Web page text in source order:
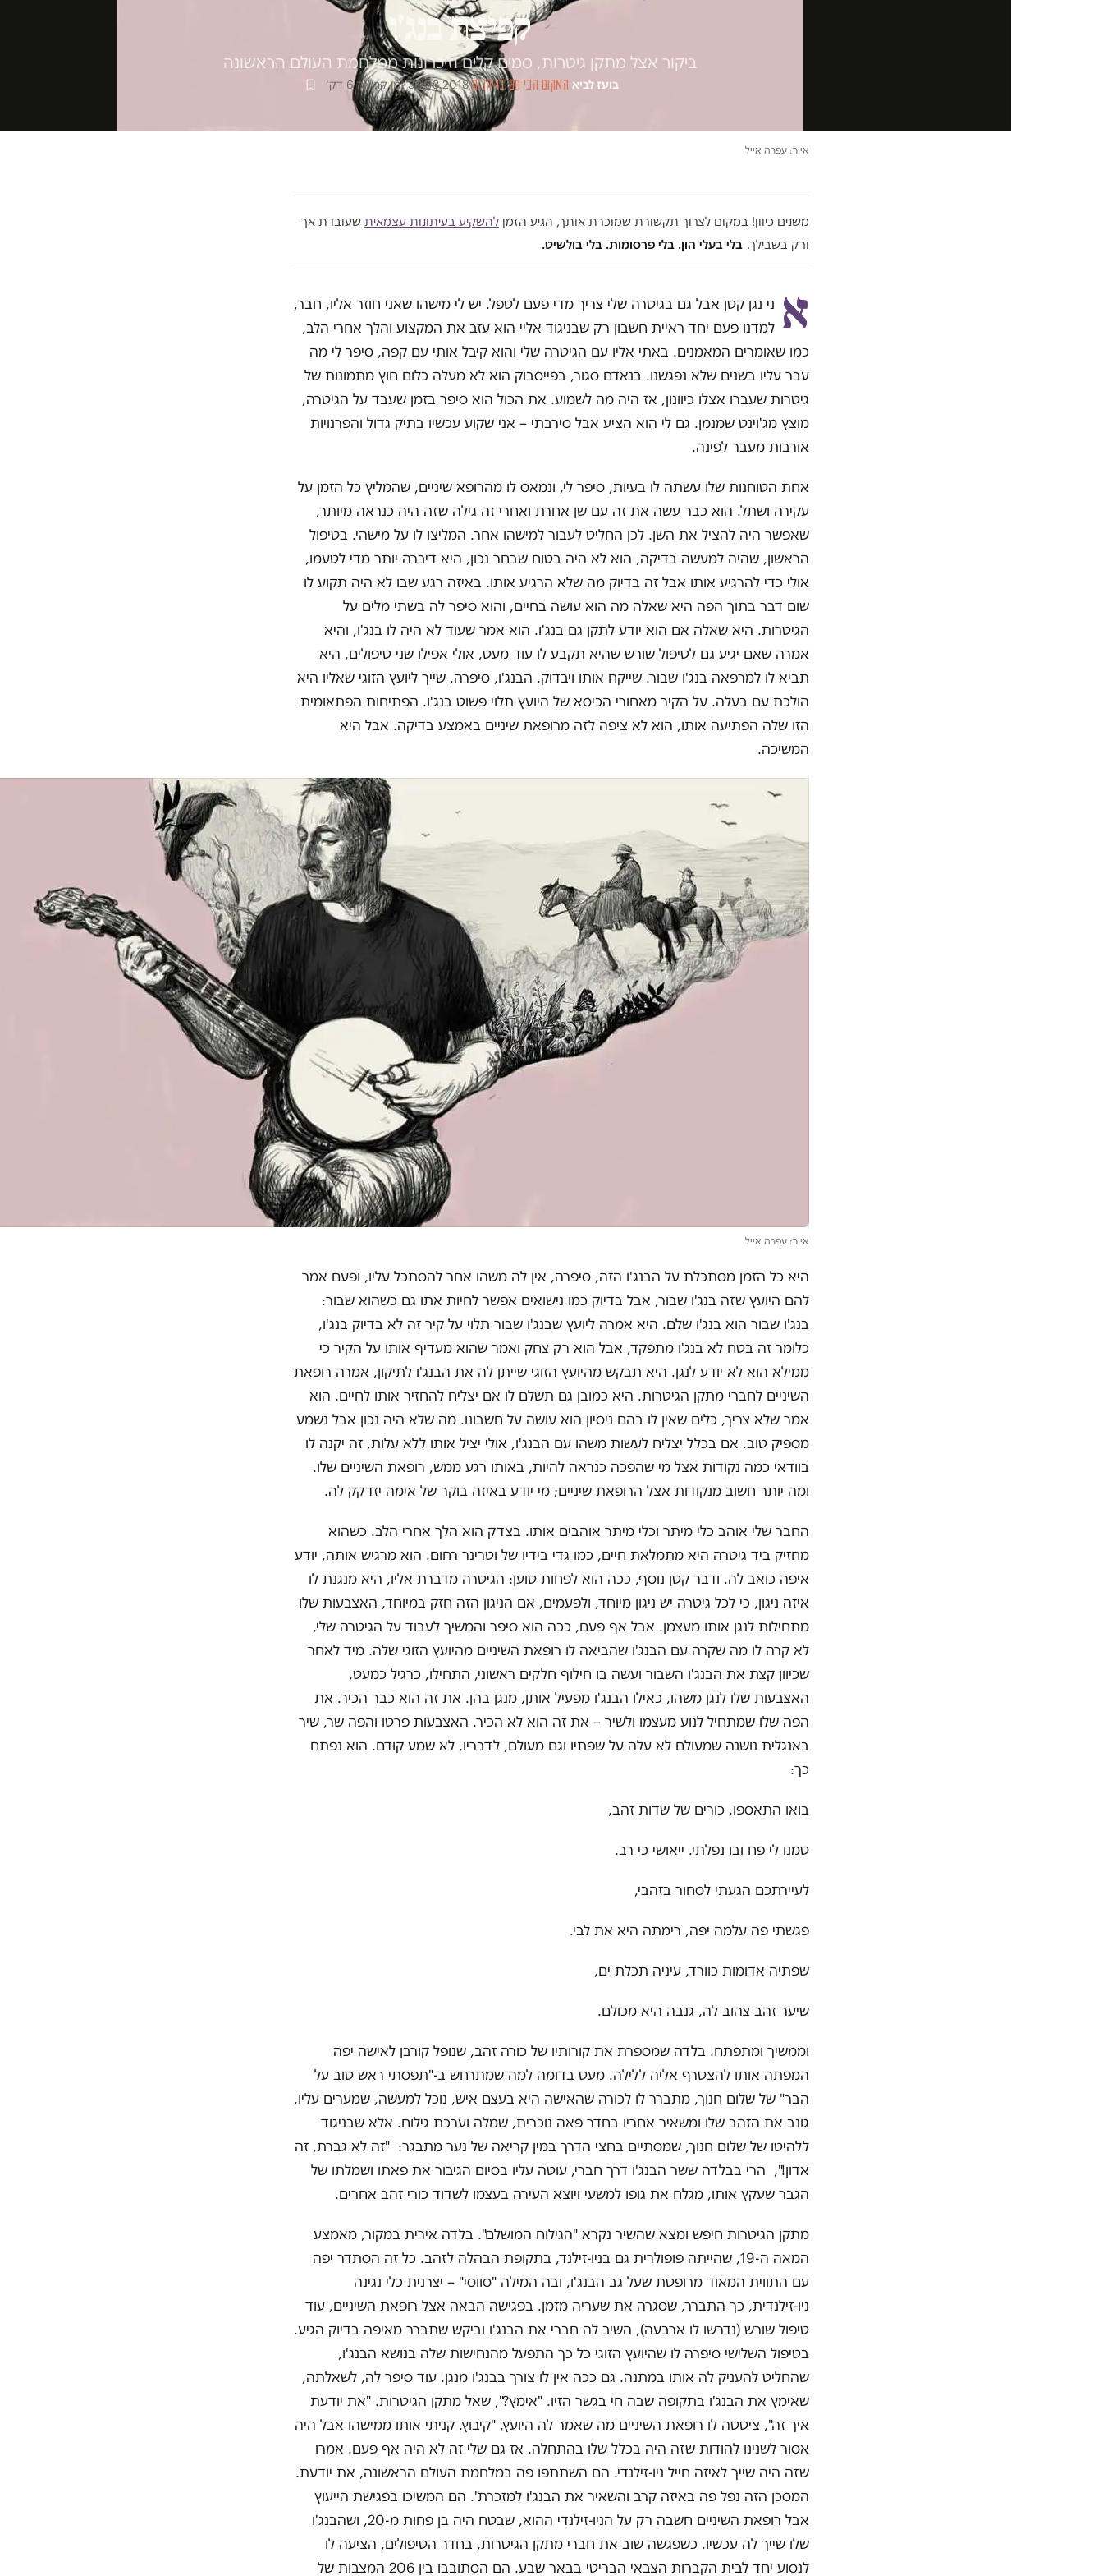
קפיצת בנג'ו
ביקור אצל מתקן גיטרות, סמים קלים וזיכרונות ממלחמת העולם הראשונה
בועז לביא המקום הכי חם בגיהנום·
30.03.2018
·זמן קריאה 6 דק׳
איור: עפרה אייל
משנים כיוון! במקום לצרוך תקשורת שמוכרת אותך, הגיע הזמן להשקיע בעיתונות עצמאית שעובדת אך
ורק בשבילך. בלי בעלי הון. בלי פרסומות. בלי בולשיט.
א ני נגן קטן אבל גם בגיטרה שלי צריך מדי פעם לטפל. יש לי מישהו שאני חוזר אליו, חבר,
למדנו פעם יחד ראיית חשבון רק שבניגוד אליי הוא עזב את המקצוע והלך אחרי הלב,
כמו שאומרים המאמנים. באתי אליו עם הגיטרה שלי והוא קיבל אותי עם קפה, סיפר לי מה
עבר עליו בשנים שלא נפגשנו. בנאדם סגור, בפייסבוק הוא לא מעלה כלום חוץ מתמונות של
גיטרות שעברו אצלו כיוונון, אז היה מה לשמוע. את הכול הוא סיפר בזמן שעבד על הגיטרה,
מוצץ מג'וינט שמנמן. גם לי הוא הציע אבל סירבתי – אני שקוע עכשיו בתיק גדול והפרנויות
אורבות מעבר לפינה.
אחת הטוחנות שלו עשתה לו בעיות, סיפר לי, ונמאס לו מהרופא שיניים, שהמליץ כל הזמן על
עקירה ושתל. הוא כבר עשה את זה עם שן אחרת ואחרי זה גילה שזה היה כנראה מיותר,
שאפשר היה להציל את השן. לכן החליט לעבור למישהו אחר. המליצו לו על מישהי. בטיפול
הראשון, שהיה למעשה בדיקה, הוא לא היה בטוח שבחר נכון, היא דיברה יותר מדי לטעמו,
אולי כדי להרגיע אותו אבל זה בדיוק מה שלא הרגיע אותו. באיזה רגע שבו לא היה תקוע לו
שום דבר בתוך הפה היא שאלה מה הוא עושה בחיים, והוא סיפר לה בשתי מלים על
הגיטרות. היא שאלה אם הוא יודע לתקן גם בנג'ו. הוא אמר שעוד לא היה לו בנג'ו, והיא
אמרה שאם יגיע גם לטיפול שורש שהיא תקבע לו עוד מעט, אולי אפילו שני טיפולים, היא
תביא לו למרפאה בנג'ו שבור. שייקח אותו ויבדוק. הבנג'ו, סיפרה, שייך ליועץ הזוגי שאליו היא
הולכת עם בעלה. על הקיר מאחורי הכיסא של היועץ תלוי פשוט בנג'ו. הפתיחות הפתאומית
הזו שלה הפתיעה אותו, הוא לא ציפה לזה מרופאת שיניים באמצע בדיקה. אבל היא
המשיכה.
איור: עפרה אייל
היא כל הזמן מסתכלת על הבנג'ו הזה, סיפרה, אין לה משהו אחר להסתכל עליו, ופעם אמר
להם היועץ שזה בנג'ו שבור, אבל בדיוק כמו נישואים אפשר לחיות אתו גם כשהוא שבור:
בנג'ו שבור הוא בנג'ו שלם. היא אמרה ליועץ שבנג'ו שבור תלוי על קיר זה לא בדיוק בנג'ו,
כלומר זה בטח לא בנג'ו מתפקד, אבל הוא רק צחק ואמר שהוא מעדיף אותו על הקיר כי
ממילא הוא לא יודע לנגן. היא תבקש מהיועץ הזוגי שייתן לה את הבנג'ו לתיקון, אמרה רופאת
השיניים לחברי מתקן הגיטרות. היא כמובן גם תשלם לו אם יצליח להחזיר אותו לחיים. הוא
אמר שלא צריך, כלים שאין לו בהם ניסיון הוא עושה על חשבונו. מה שלא היה נכון אבל נשמע
מספיק טוב. אם בכלל יצליח לעשות משהו עם הבנג'ו, אולי יציל אותו ללא עלות, זה יקנה לו
בוודאי כמה נקודות אצל מי שהפכה כנראה להיות, באותו רגע ממש, רופאת השיניים שלו.
ומה יותר חשוב מנקודות אצל הרופאת שיניים; מי יודע באיזה בוקר של אימה יזדקק לה.
החבר שלי אוהב כלי מיתר וכלי מיתר אוהבים אותו. בצדק הוא הלך אחרי הלב. כשהוא
מחזיק ביד גיטרה היא מתמלאת חיים, כמו גדי בידיו של וטרינר רחום. הוא מרגיש אותה, יודע
איפה כואב לה. ודבר קטן נוסף, ככה הוא לפחות טוען: הגיטרה מדברת אליו, היא מנגנת לו
איזה ניגון, כי לכל גיטרה יש ניגון מיוחד, ולפעמים, אם הניגון הזה חזק במיוחד, האצבעות שלו
מתחילות לנגן אותו מעצמן. אבל אף פעם, ככה הוא סיפר והמשיך לעבוד על הגיטרה שלי,
לא קרה לו מה שקרה עם הבנג'ו שהביאה לו רופאת השיניים מהיועץ הזוגי שלה. מיד לאחר
שכיוון קצת את הבנג'ו השבור ועשה בו חילוף חלקים ראשוני, התחילו, כרגיל כמעט,
האצבעות שלו לנגן משהו, כאילו הבנג'ו מפעיל אותן, מנגן בהן. את זה הוא כבר הכיר. את
הפה שלו שמתחיל לנוע מעצמו ולשיר – את זה הוא לא הכיר. האצבעות פרטו והפה שר, שיר
באנגלית נושנה שמעולם לא עלה על שפתיו וגם מעולם, לדבריו, לא שמע קודם. הוא נפתח
כך:
בואו התאספו, כורים של שדות זהב,
טמנו לי פח ובו נפלתי. ייאושי כי רב.
לעיירתכם הגעתי לסחור בזהבי,
פגשתי פה עלמה יפה, רימתה היא את לבי.
שפתיה אדומות כוורד, עיניה תכלת ים,
שיער זהב צהוב לה, גנבה היא מכולם.
וממשיך ומתפתח. בלדה שמספרת את קורותיו של כורה זהב, שנופל קורבן לאישה יפה
המפתה אותו להצטרף אליה ללילה. מעט בדומה למה שמתרחש ב-"תפסתי ראש טוב על
הבר" של שלום חנוך, מתברר לו לכורה שהאישה היא בעצם איש, נוכל למעשה, שמערים עליו,
גונב את הזהב שלו ומשאיר אחריו בחדר פאה נוכרית, שמלה וערכת גילוח. אלא שבניגוד
ללהיטו של שלום חנוך, שמסתיים בחצי הדרך במין קריאה של נער מתבגר: "זה לא גברת, זה
אדון!", הרי בבלדה ששר הבנג'ו דרך חברי, עוטה עליו בסיום הגיבור את פאתו ושמלתו של
הגבר שעקץ אותו, מגלח את גופו למשעי ויוצא העירה בעצמו לשדוד כורי זהב אחרים.
מתקן הגיטרות חיפש ומצא שהשיר נקרא "הגילוח המושלם". בלדה אירית במקור, מאמצע
המאה ה-19, שהייתה פופולרית גם בניו-זילנד, בתקופת הבהלה לזהב. כל זה הסתדר יפה
עם התווית המאוד מרופטת שעל גב הבנג'ו, ובה המילה "סווסי" – יצרנית כלי נגינה
ניו-זילנדית, כך התברר, שסגרה את שעריה מזמן. בפגישה הבאה אצל רופאת השיניים, עוד
טיפול שורש (נדרשו לו ארבעה), השיב לה חברי את הבנג'ו וביקש שתברר מאיפה בדיוק הגיע.
בטיפול השלישי סיפרה לו שהיועץ הזוגי כל כך התפעל מהנחישות שלה בנושא הבנג'ו,
שהחליט להעניק לה אותו במתנה. גם ככה אין לו צורך בבנג'ו מנגן. עוד סיפר לה, לשאלתה,
שאימץ את הבנג'ו בתקופה שבה חי בגשר הזיו. "אימץ?", שאל מתקן הגיטרות. "את יודעת
איך זה", ציטטה לו רופאת השיניים מה שאמר לה היועץ, "קיבוץ. קניתי אותו ממישהו אבל היה
אסור לשנינו להודות שזה היה בכלל שלו בהתחלה. אז גם שלי זה לא היה אף פעם. אמרו
שזה היה שייך לאיזה חייל ניו-זילנדי. הם השתתפו פה במלחמת העולם הראשונה, את יודעת.
המסכן הזה נפל פה באיזה קרב והשאיר את הבנג'ו למזכרת". הם המשיכו בפגישת הייעוץ
אבל רופאת השיניים חשבה רק על הניו-זילנדי ההוא, שבטח היה בן פחות מ-20, ושהבנג'ו
שלו שייך לה עכשיו. כשפגשה שוב את חברי מתקן הגיטרות, בחדר הטיפולים, הציעה לו
לנסוע יחד לבית הקברות הצבאי הבריטי בבאר שבע. הם הסתובבו בין 206 המצבות של